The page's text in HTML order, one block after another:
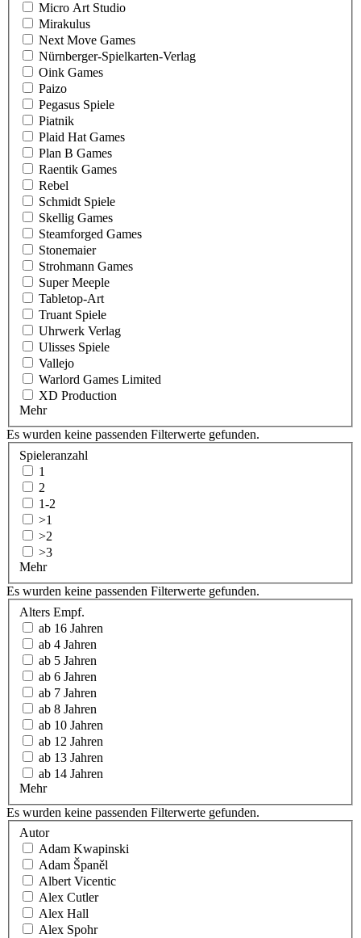
Micro Art Studio
Mirakulus
Next Move Games
Nürnberger-Spielkarten-Verlag
Oink Games
Paizo
Pegasus Spiele
Piatnik
Plaid Hat Games
Plan B Games
Raentik Games
Rebel
Schmidt Spiele
Skellig Games
Steamforged Games
Stonemaier
Strohmann Games
Super Meeple
Tabletop-Art
Truant Spiele
Uhrwerk Verlag
Ulisses Spiele
Vallejo
Warlord Games Limited
XD Production
Mehr
Es wurden keine passenden Filterwerte gefunden.
Spieleranzahl
1
2
1-2
>1
>2
>3
Mehr
Es wurden keine passenden Filterwerte gefunden.
Alters Empf.
ab 16 Jahren
ab 4 Jahren
ab 5 Jahren
ab 6 Jahren
ab 7 Jahren
ab 8 Jahren
ab 10 Jahren
ab 12 Jahren
ab 13 Jahren
ab 14 Jahren
Mehr
Es wurden keine passenden Filterwerte gefunden.
Autor
Adam Kwapinski
Adam Španěl
Albert Vicentic
Alex Cutler
Alex Hall
Alex Spohr